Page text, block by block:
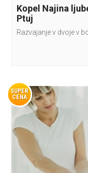
Kopel Najina
Ptuj
Razvajanje v dvoje v
SUPER
CENA